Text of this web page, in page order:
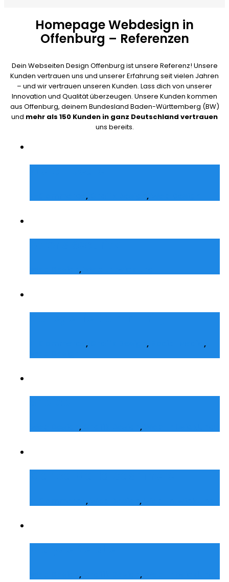
Homepage Webdesign in
Offenburg – Referenzen
Dein Webseiten Design Offenburg ist unsere Referenz! Unsere
Kunden vertrauen uns und unserer Erfahrung seit vielen Jahren
– und wir vertrauen unseren Kunden. Lass dich von unserer
Innovation und Qualität überzeugen. Unsere Kunden kommen
aus Offenburg, deinem Bundesland Baden-Württemberg (BW)
und mehr als 150 Kunden in ganz Deutschland vertrauen
uns bereits.
, ,
,
, ,
,
, ,
, ,
, ,